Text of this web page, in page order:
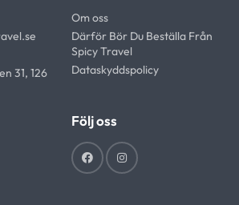
31, 126
Om oss
Därför Bör Du Beställa Från
Spicy Travel
Dataskyddspolicy
Följ oss